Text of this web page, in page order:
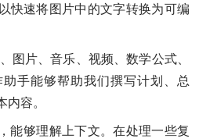
快速将图片中的文字转换为可编
图片、音乐、视频、数学公式、
手能够帮助我们撰写计划、总
容。
能够理解上下文。在处理一些复